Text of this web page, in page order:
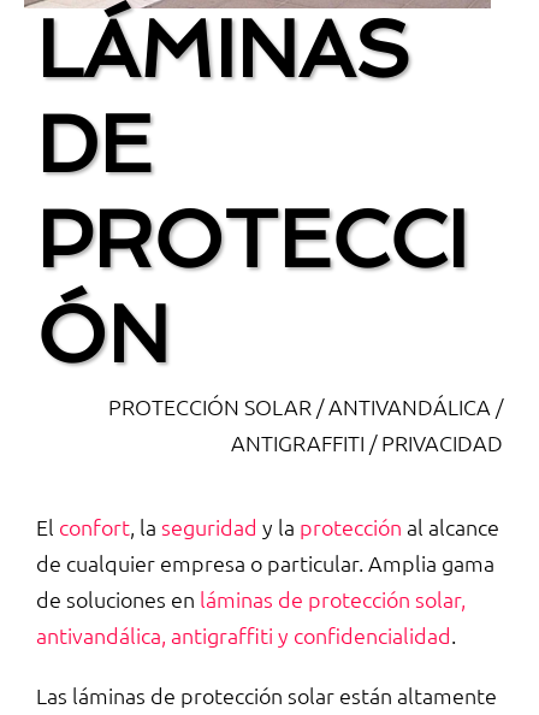
LÁMINAS
DE
PROTECCI
ÓN
PROTECCIÓN SOLAR / ANTIVANDÁLICA /
ANTIGRAFFITI / PRIVACIDAD
El confort, la seguridad y la protección al alcance
de cualquier empresa o particular. Amplia gama
de soluciones en láminas de protección solar,
antivandálica, antigraffiti y confidencialidad.
Las láminas de protección solar están altamente